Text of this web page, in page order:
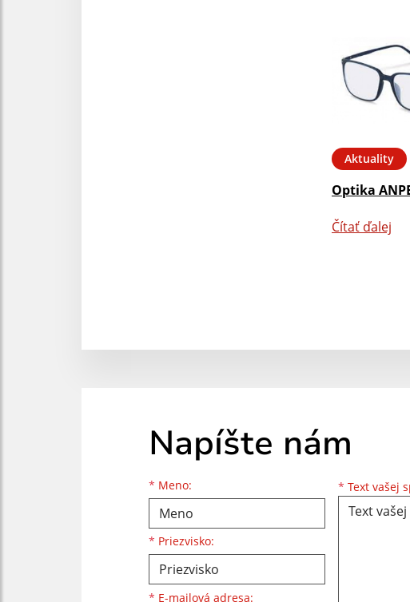
Aktuality
Optika
Čítať ďalej
Napíšte nám
* Meno:
Meno
* Priezvisko:
Priezvisko
* E-mailová adresa:
E-mailová adresa * Text vašej